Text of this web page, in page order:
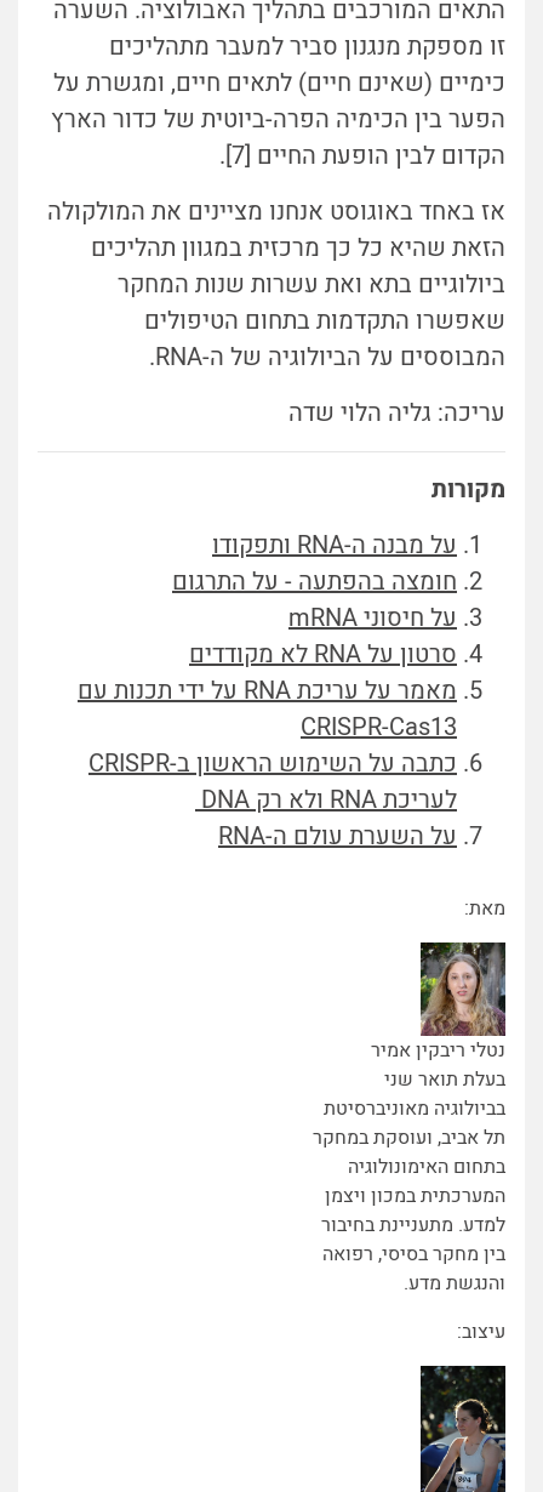
התאים המורכבים בתהליך האבולוציה. השערה
זו מספקת מנגנון סביר למעבר מתהליכים
כימיים (שאינם חיים) לתאים חיים, ומגשרת על
הפער בין הכימיה הפרה-ביוטית של כדור הארץ
הקדום לבין הופעת החיים [7].
אז באחד באוגוסט אנחנו מציינים את המולקולה
הזאת שהיא כל כך מרכזית במגוון תהליכים
ביולוגיים בתא ואת עשרות שנות המחקר
שאפשרו התקדמות בתחום הטיפולים
המבוססים על הביולוגיה של ה-RNA.
עריכה: גליה הלוי שדה
מקורות
על מבנה ה-RNA ותפקודו
חומצה בהפתעה - על התרגום
על חיסוני mRNA
סרטון על RNA לא מקודדים
מאמר על עריכת RNA על ידי תכנות עם
CRISPR-Cas13
כתבה על השימוש הראשון ב-CRISPR
לעריכת RNA ולא רק DNA
על השערת עולם ה-RNA
מאת:
נטלי ריבקין אמיר
בעלת תואר שני
בביולוגיה מאוניברסיטת
תל אביב, ועוסקת במחקר
בתחום האימונולוגיה
המערכתית במכון ויצמן
למדע. מתעניינת בחיבור
בין מחקר בסיסי, רפואה
והנגשת מדע.
עיצוב: